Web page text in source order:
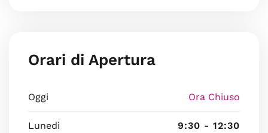
Orari di Apertura
Oggi Ora Chiuso
Lunedì
9:30 - 12:30